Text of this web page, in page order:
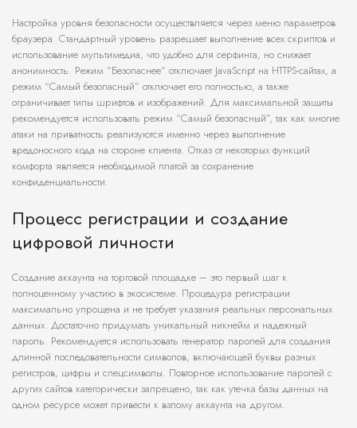
Настройка уровня безопасности осуществляется через меню параметров
браузера. Стандартный уровень разрешает выполнение всех скриптов и
использование мультимедиа, что удобно для серфинга, но снижает
анонимность. Режим “Безопаснее” отключает JavaScript на HTTPS-сайтах, а
режим “Самый безопасный” отключает его полностью, а также
ограничивает типы шрифтов и изображений. Для максимальной защиты
рекомендуется использовать режим “Самый безопасный”, так как многие
атаки на приватность реализуются именно через выполнение
вредоносного кода на стороне клиента. Отказ от некоторых функций
комфорта является необходимой платой за сохранение
конфиденциальности.
Процесс регистрации и создание
цифровой личности
Создание аккаунта на торговой площадке – это первый шаг к
полноценному участию в экосистеме. Процедура регистрации
максимально упрощена и не требует указания реальных персональных
данных. Достаточно придумать уникальный никнейм и надежный
пароль. Рекомендуется использовать генератор паролей для создания
длинной последовательности символов, включающей буквы разных
регистров, цифры и спецсимволы. Повторное использование паролей с
других сайтов категорически запрещено, так как утечка базы данных на
одном ресурсе может привести к взлому аккаунта на другом.